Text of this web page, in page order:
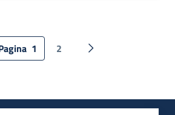
1 2 Pagina successiva